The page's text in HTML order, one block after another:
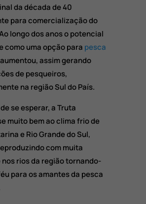
da década de 40
para comercialização do
longo dos anos o potencial
como uma opção para pesca
aumentou, assim gerando
de pesqueiros,
na região Sul do País.
se esperar, a Truta
muito bem ao clima frio de
e Rio Grande do Sul,
com muita
rios da região tornando-
para os amantes da pesca